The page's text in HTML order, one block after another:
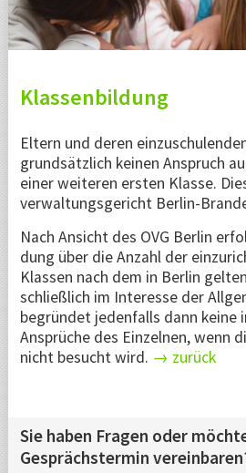
Klassenbildung
Eltern und deren
grund­sätz­lich keinen Anspruch
einer weite­ren ers­ten Klas­se.
verwaltungs­gericht Berlin-
Nach Ansicht des OVG Berlin
dung über die Anzahl der
Klas­sen nach dem in Berlin
schließ­lich im Interesse der
begrün­det jeden­falls dann keine
Ansprüche des Einzel­nen, wenn
nicht besucht wird. → zurück
Sie haben Fragen oder
Gesprächs­termin